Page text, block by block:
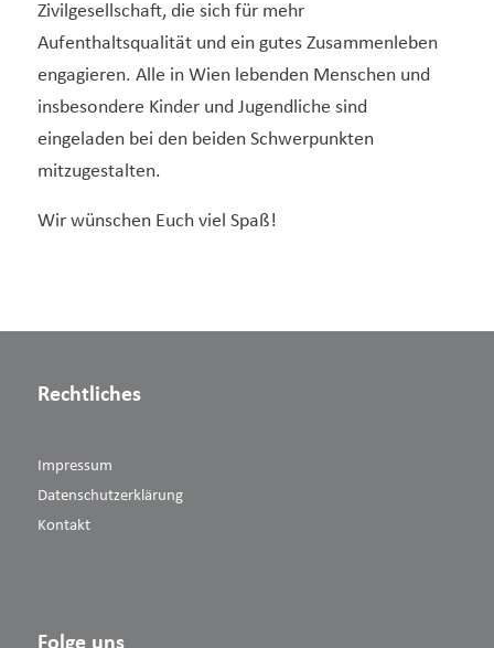
Zivilgesellschaft, die sich für mehr
Aufenthaltsqualität und ein gutes Zusammenleben
engagieren. Alle in Wien lebenden Menschen und
insbesondere Kinder und Jugendliche sind
eingeladen bei den beiden Schwerpunkten
mitzugestalten.
Wir wünschen Euch viel Spaß!
Rechtliches
Impressum
Datenschutzerklärung
Kontakt